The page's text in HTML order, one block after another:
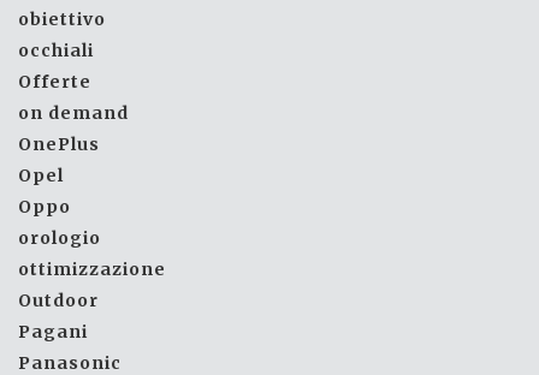
obiettivo
occhiali
Offerte
on demand
OnePlus
Opel
Oppo
orologio
ottimizzazione
Outdoor
Pagani
Panasonic